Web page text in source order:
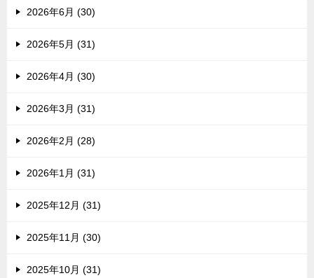
2026年6月 (30)
2026年5月 (31)
2026年4月 (30)
2026年3月 (31)
2026年2月 (28)
2026年1月 (31)
2025年12月 (31)
2025年11月 (30)
2025年10月 (31)